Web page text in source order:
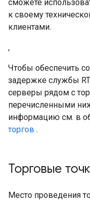
сможете
к своему
клиентами.
,
Чтобы обеспечить
задержке службы
серверы рядом с
перечисленными
информацию см. в
торгов .
Торговые
Место проведения